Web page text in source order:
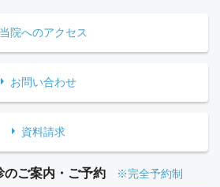
当院へのアクセス
お問い合わせ
資料請求
のご案内・ご予約 ※完全予約制